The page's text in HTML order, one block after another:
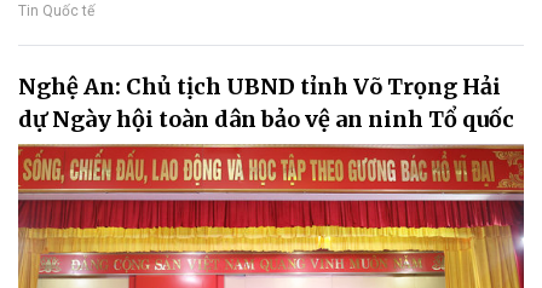
Tin Quốc tế
Nghệ An: Chủ tịch UBND tỉnh Võ Trọng Hải
dự Ngày hội toàn dân bảo vệ an ninh Tổ quốc